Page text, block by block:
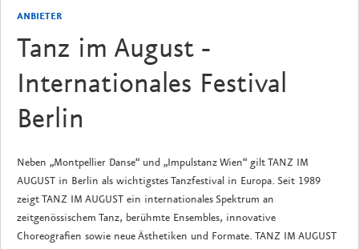
ANBIETER
Tanz im August -
Internationales Festival
Berlin
Neben „Montpellier Danse“ und „Impulstanz Wien“ gilt TANZ IM
AUGUST in Berlin als wichtigstes Tanzfestival in Europa. Seit 1989
zeigt TANZ IM AUGUST ein internationales Spektrum an
zeitgenössischem Tanz, berühmte Ensembles, innovative
Choreografien sowie neue Ästhetiken und Formate. TANZ IM AUGUST